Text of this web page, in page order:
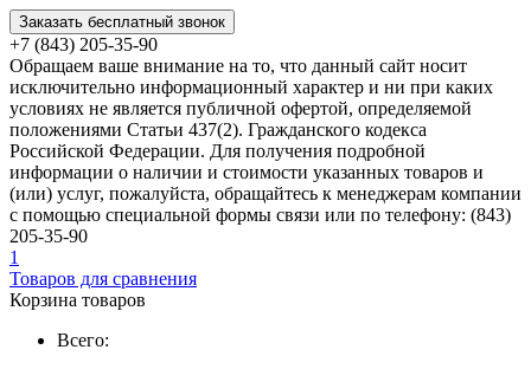
Заказать бесплатный звонок
+7 (843) 205-35-90
Обращаем ваше внимание на то, что данный сайт носит
исключительно информационный характер и ни при каких
условиях не является публичной офертой, определяемой
положениями Статьи 437(2). Гражданского кодекса
Российской Федерации. Для получения подробной
информации о наличии и стоимости указанных товаров и
(или) услуг, пожалуйста, обращайтесь к менеджерам компании
с помощью специальной формы связи или по телефону: (843)
205-35-90
1
Товаров для сравнения
Корзина товаров
Всего: